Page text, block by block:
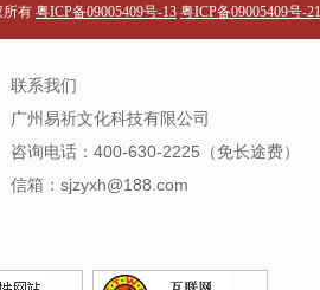
所有 粤ICP备09005409号-13 粤ICP备09005409号-21
联系我们
广州易祈文化科技有限公司
咨询电话：400-630-2225（免长途费）
信箱：sjzyxh@188.com